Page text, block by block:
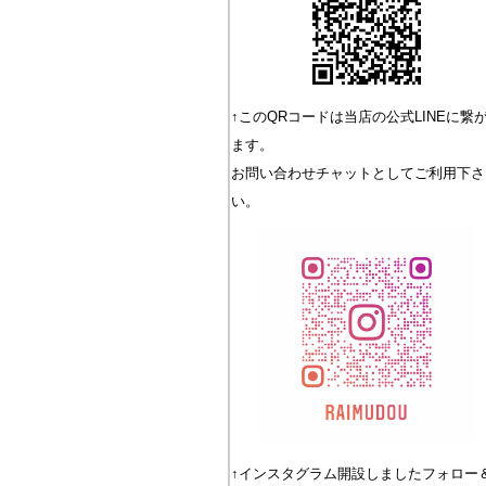
↑このQRコードは当店の公式LINEに繋
ます。
お問い合わせチャットとしてご利用下さ
い。
↑インスタグラム開設しましたフォロー
キーワード
価格
〜
セール
限定 再入荷